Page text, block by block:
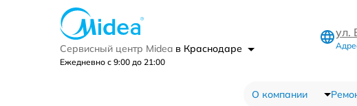
Сервисный центр Midea в Краснодаре
Ежедневно с 9:00 до 21:00
ул.
О компании